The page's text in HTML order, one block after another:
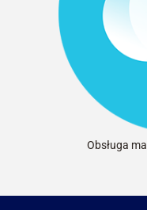
Obsługa